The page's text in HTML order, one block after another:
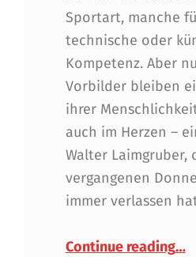
Sportart, manche
technische oder
Kompetenz. Aber
Vorbilder bleiben
ihrer
auch im Herzen –
Walter Laimgruber,
vergangenen
immer verlassen
Continue reading…